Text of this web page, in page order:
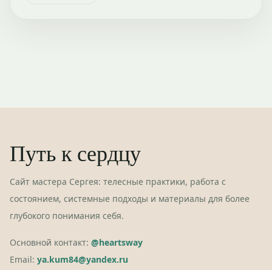
Путь к сердцу
Сайт мастера Сергея: телесные практики, работа с
состоянием, системные подходы и материалы для более
глубокого понимания себя.
Основной контакт: @heartsway
Email: ya.kum84@yandex.ru